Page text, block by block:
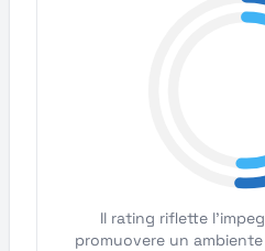
Il rating riflette
promuovere un